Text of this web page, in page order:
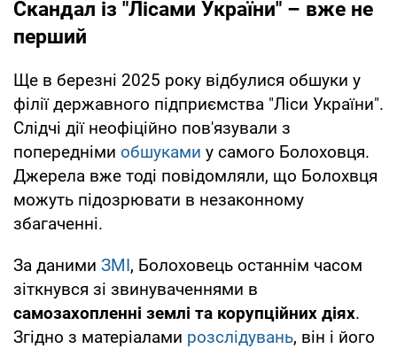
Скандал із "Лісами України" – вже не
перший
Ще в березні 2025 року відбулися обшуки у
філії державного підприємства "Ліси України".
Слідчі дії неофіційно пов'язували з
попередніми обшуками у самого Болоховця.
Джерела вже тоді повідомляли, що Болохвця
можуть підозрювати в незаконному
збагаченні.
За даними ЗМІ, Болоховець останнім часом
зіткнувся зі звинуваченнями в
самозахопленні землі та корупційних діях.
Згідно з матеріалами розслідувань, він і його